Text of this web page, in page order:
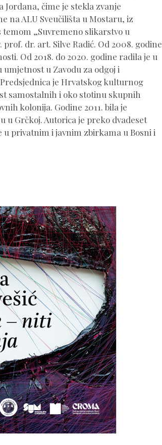
čime je stekla zvanje
na ALU Sveučilišta u Mostaru, iz
„Suvremeno slikarstvo u
dr. art. Silve Radić. Od 2008. godine
Od 2018. do 2020. godine radila je u
u Zavodu za odgoj i
je Hrvatskog kulturnog
samostalnih i oko stotinu skupnih
kolonija. Godine 2011. bila je
u Grčkoj. Autorica je preko dvadeset
privatnim i javnim zbirkama u Bosni i